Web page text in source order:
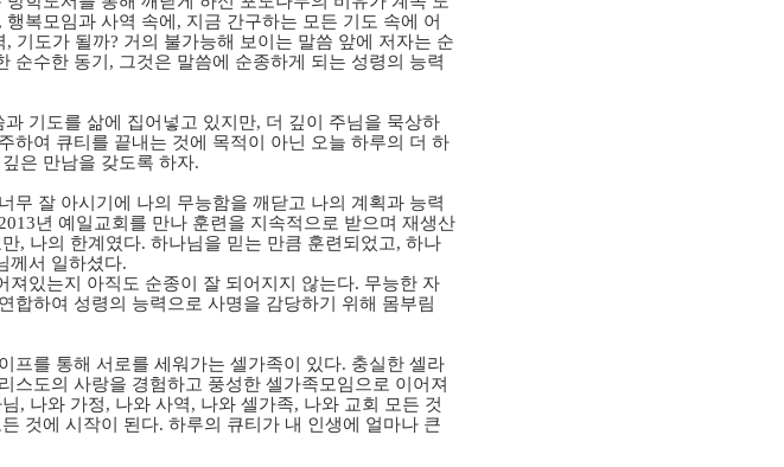
, 행복모임과 사역 속에 , 지금 간구하는 모든 기도 속에 어
, 기도가 될까? 거의 불가능해 보이는 말씀 앞에 저자는 순
순수한 동기 , 그것은 말씀에 순종하게 되는 성령의 능력
기도를 삶에 집어넣고 있지만, 더 깊이 주님을 묵상하
하여 큐티를 끝내는 것에 목적이 아닌 오늘 하루의 더 하
은 만남을 갖도록 하자.
무 잘 아시기에 나의 무능함을 깨닫고 나의 계획과 능력
년 예일교회를 만나 훈련을 지속적으로 받으며 재생산
, 나의 한계였다. 하나님을 믿는 만큼 훈련되었고, 하나
께서 일하셨다.
져있는지 아직도 순종이 잘 되어지지 않는다. 무능한 자
합하여 성령의 능력으로 사명을 감당하기 위해 몸부림
프를 통해 서로를 세워가는 셀가족이 있다. 충실한 셀라
스도의 사랑을 경험하고 풍성한 셀가족모임으로 이어져
, 나와 가정, 나와 사역, 나와 셀가족, 나와 교회 모든 것
것에 시작이 된다. 하루의 큐티가 내 인생에 얼마나 큰